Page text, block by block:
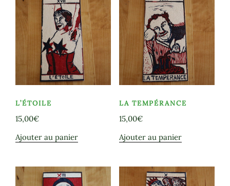
L’ÉTOILE
15,00€
Ajouter au panier
LA TEMPÉRANCE
15,00€
Ajouter au panier